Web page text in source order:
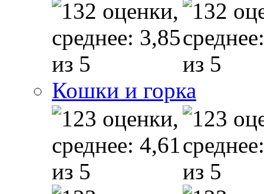
Кошки и горка